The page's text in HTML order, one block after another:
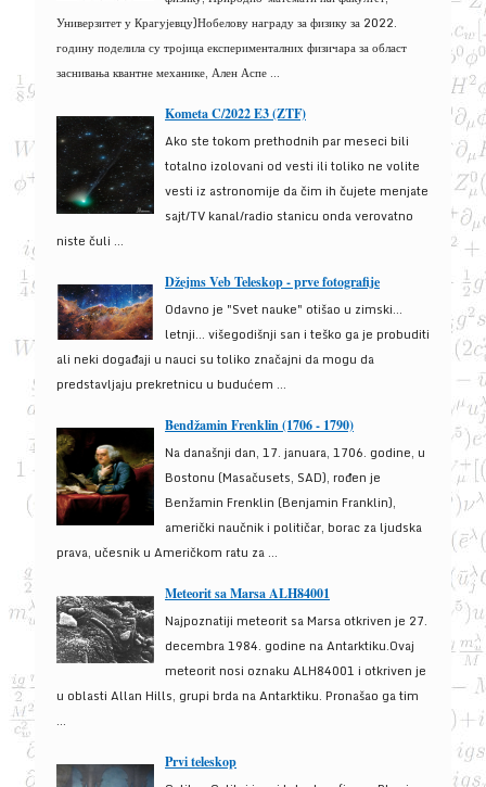
Универзитет у Крагујевцу)Нобелову награду за физику за 2022.
годину поделила су тројица експерименталних физичара за област
заснивања квантне механике, Ален Аспе ...
Kometa C/2022 E3 (ZTF)
Ako ste tokom prethodnih par meseci bili
totalno izolovani od vesti ili toliko ne volite
vesti iz astronomije da čim ih čujete menjate
sajt/TV kanal/radio stanicu onda verovatno
niste čuli ...
Džejms Veb Teleskop - prve fotografije
Odavno je "Svet nauke" otišao u zimski...
letnji... višegodišnji san i teško ga je probuditi
ali neki događaji u nauci su toliko značajni da mogu da
predstavljaju prekretnicu u budućem ...
Bendžamin Frenklin (1706 - 1790)
Na današnji dan, 17. januara, 1706. godine, u
Bostonu (Masačusets, SAD), rođen je
Benžamin Frenklin (Benjamin Franklin),
američki naučnik i političar, borac za ljudska
prava, učesnik u Američkom ratu za ...
Meteorit sa Marsa ALH84001
Najpoznatiji meteorit sa Marsa otkriven je 27.
decembra 1984. godine na Antarktiku.Ovaj
meteorit nosi oznaku ALH84001 i otkriven je
u oblasti Allan Hills, grupi brda na Antarktiku. Pronašao ga tim
...
Prvi teleskop